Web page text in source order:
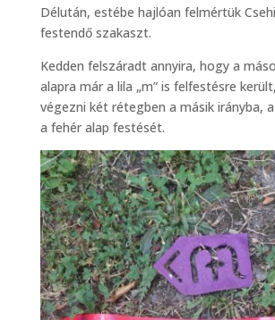
Délután, estébe hajlóan felmértük
festendő szakaszt.
Kedden felszáradt annyira, hogy a
alapra már a lila „m” is felfestésre
végezni két rétegben a másik irányba,
a fehér alap festését.